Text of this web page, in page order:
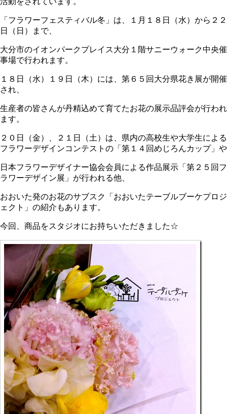
「フラワーフェスティバル冬」は、１月１８日（水）から２２
日（日）まで、
大分市のイオンパークプレイス大分１階サニーウォーク中央催
事場で行われます。
１８日（水）１９日（木）には、第６５回大分県花き展が開催
され、
生産者の皆さんが丹精込めて育てたお花の展示品評会が行われ
ます。
２０日（金）、２１日（土）は、県内の高校生や大学生による
フラワーデザインコンテストの「第１４回めじろんカップ」や
日本フラワーデザイナー協会会員による作品展示「第２５回フ
ラワーデザイン展」が行われる他、
おおいた発のお花のサブスク「おおいたテーブルブーケプロジ
ェクト」の紹介もあります。
今回、商品をスタジオにお持ちいただきました☆